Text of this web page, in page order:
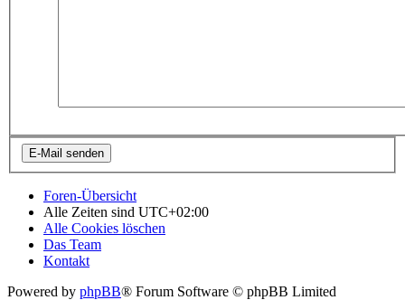
Foren-Übersicht
Alle Zeiten sind UTC+02:00
Alle Cookies löschen
Das Team
Kontakt
Powered by phpBB® Forum Software © phpBB Limited